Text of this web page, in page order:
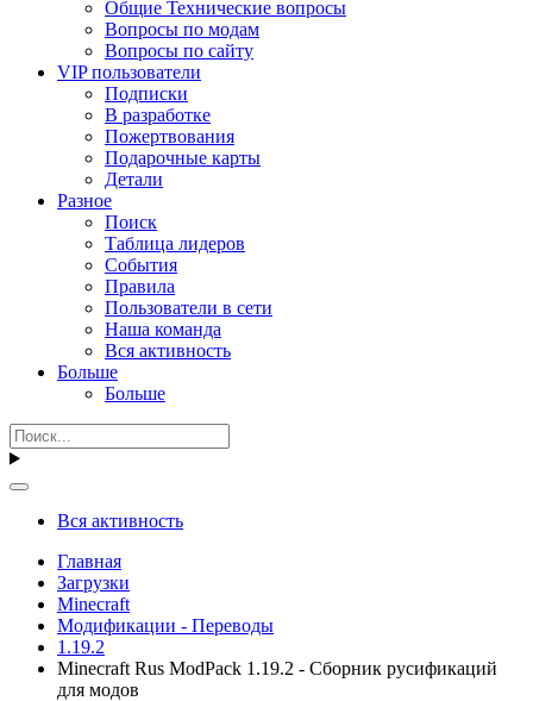
Общие Технические вопросы
Вопросы по модам
Вопросы по сайту
VIP пользователи
Подписки
В разработке
Пожертвования
Подарочные карты
Детали
Разное
Поиск
Таблица лидеров
События
Правила
Пользователи в сети
Наша команда
Вся активность
Больше
Больше
Вся активность
Главная
Загрузки
Minecraft
Модификации - Переводы
1.19.2
Minecraft Rus ModPack 1.19.2 - Сборник русификаций
для модов